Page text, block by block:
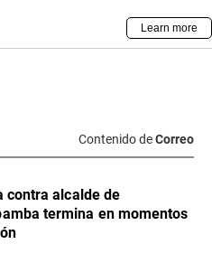
Contenido deCorreo
contra alcalde de
termina en momentos